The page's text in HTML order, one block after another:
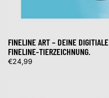
FINELINE ART – DEINE DIGITIALE
FINELINE-TIERZEICHNUNG.
€24,99